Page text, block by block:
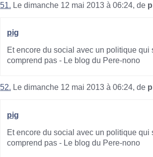
51. Le dimanche 12 mai 2013 à 06:24, de
pig
Et encore du social avec un politique qui
comprend pas - Le blog du Pere-nono
52. Le dimanche 12 mai 2013 à 06:24, de
pig
Et encore du social avec un politique qui
comprend pas - Le blog du Pere-nono